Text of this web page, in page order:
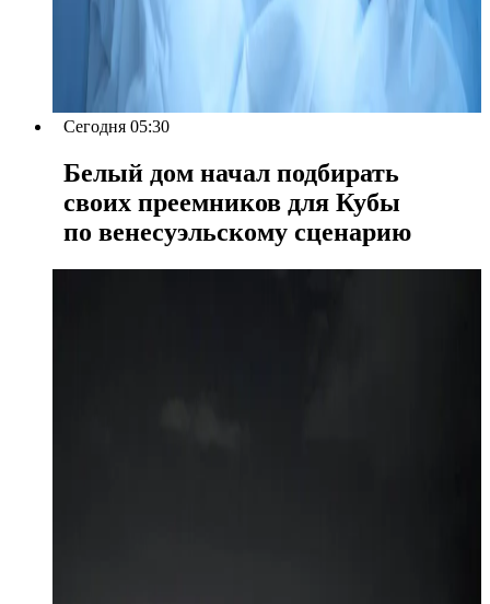
Сегодня 05:30
Белый дом начал подбирать
своих преемников для Кубы
по венесуэльскому сценарию